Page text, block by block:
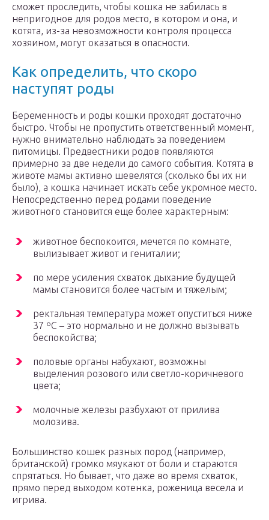
сможет проследить, чтобы кошка не забилась в
непригодное для родов место, в котором и она, и
котята, из-за невозможности контроля процесса
хозяином, могут оказаться в опасности.
Как определить, что скоро
наступят роды
Беременность и роды кошки проходят достаточно
быстро. Чтобы не пропустить ответственный момент,
нужно внимательно наблюдать за поведением
питомицы. Предвестники родов появляются
примерно за две недели до самого события. Котята в
животе мамы активно шевелятся (сколько бы их ни
было), а кошка начинает искать себе укромное место.
Непосредственно перед родами поведение
животного становится еще более характерным:
животное беспокоится, мечется по комнате,
вылизывает живот и гениталии;
по мере усиления схваток дыхание будущей
мамы становится более частым и тяжелым;
ректальная температура может опуститься ниже
37 ºC – это нормально и не должно вызывать
беспокойства;
половые органы набухают, возможны
выделения розового или светло-коричневого
цвета;
молочные железы разбухают от прилива
молозива.
Большинство кошек разных пород (например,
британской) громко мяукают от боли и стараются
спрятаться. Но бывает, что даже во время схваток,
прямо перед выходом котенка, роженица весела и
игрива.